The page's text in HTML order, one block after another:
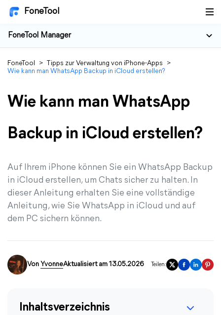
FoneTool
FoneTool Manager
FoneTool > Tipps zur Verwaltung von iPhone-Apps
>
Wie kann man WhatsApp Backup in iCloud erstellen?
Wie kann man WhatsApp
Backup in iCloud erstellen?
Auf Ihrem iPhone können Sie ein WhatsApp Backup
in iCloud erstellen, um Chats sicher zu halten. In
dieser Anleitung erhalten Sie eine vollständige
Anleitung, wie Sie WhatsApp in iCloud und auf
dem PC sichern können.
Von YvonneAktualisiert am 13.05.2026 Teilen:
Inhaltsverzeichnis